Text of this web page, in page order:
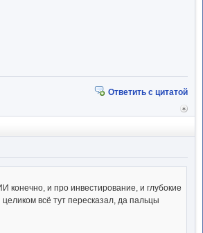
Ответить с цитатой
к
и про инвестирование, и глубокие
всё тут пересказал, да пальцы